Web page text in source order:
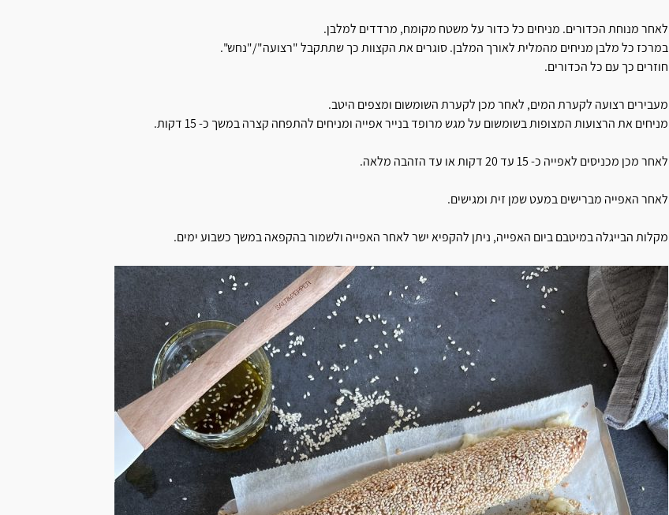
לאחר מנוחת הכדורים. מניחים כל כדור על משטח מקומח, מרדדים למלבן.
במרכז כל מלבן מניחים מהמלית לאורך המלבן. סוגרים את הקצוות כך שתתקבל "רצועה"/"נחש".
חוזרים כך עם כל הכדורים.
מעבירים רצועה לקערת המים, לאחר מכן לקערת השומשום ומצפים היטב.
מניחים את הרצועות המצופות בשומשום על מגש מרופד בנייר אפייה ומניחים להתפחה קצרה במשך כ- 15 דקות.
לאחר מכן מכניסים לאפייה כ- 15 עד 20 דקות או עד הזהבה מלאה.
לאחר האפייה מברישים במעט שמן זית ומגישים.
מקלות הבייגלה במיטבם ביום האפייה, ניתן להקפיא ישר לאחר האפייה ולשמור בהקפאה במשך כשבוע ימים.